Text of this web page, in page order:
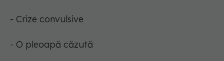
- Crize convulsive
- O pleoapă căzută